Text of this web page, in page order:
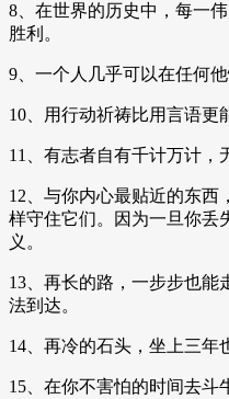
8、在世界的历史中，每一
胜利。
9、一个人几乎可以在任何
10、用行动祈祷比用言语更
11、有志者自有千计万计，
12、与你内心最贴近的东西
样守住它们。因为一旦你丢
义。
13、再长的路，一步步也能
法到达。
14、再冷的石头，坐上三年
15、在你不害怕的时间去斗